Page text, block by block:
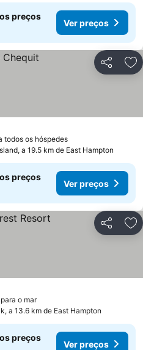
preços
Ver preços
Partilhar
todos os hóspedes
a 19.5 km de East Hampton
preços
Ver preços
Partilhar
o mar
a 13.6 km de East Hampton
preços
Ver preços